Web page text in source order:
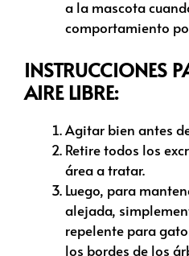
a la mascota
comportamiento
INSTRUCCIONES
AIRE LIBRE:
Agitar bien antes
Retire todos los
área a tratar.
Luego, para
alejada,
repelente para
los bordes de los